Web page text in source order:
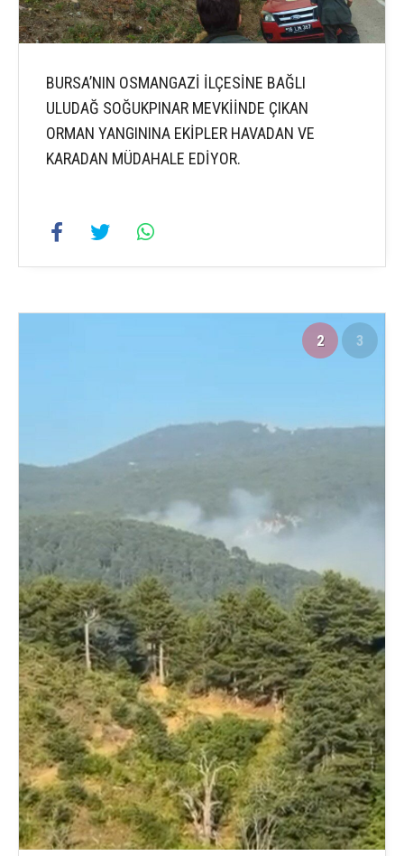
BURSA’NIN OSMANGAZİ İLÇESİNE BAĞLI
ULUDAĞ SOĞUKPINAR MEVKİİNDE ÇIKAN
ORMAN YANGININA EKİPLER HAVADAN VE
KARADAN MÜDAHALE EDİYOR.
2 3